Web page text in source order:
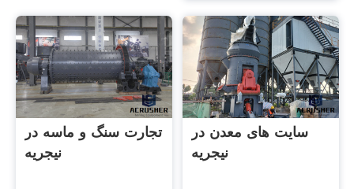
تجارت سنگ و ماسه در
نیجریه
سایت های معدن در
نیجریه